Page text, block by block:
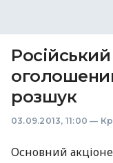
розшук
03.09.2013, 11:00 —
Основний